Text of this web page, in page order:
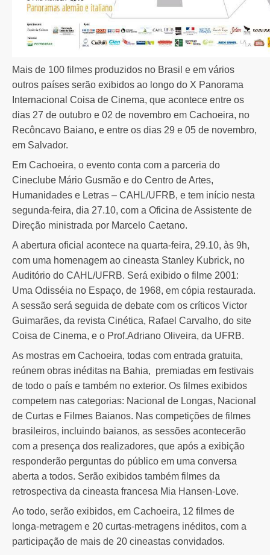
Mais de 100 filmes produzidos no Brasil e em vários
outros países serão exibidos ao longo do X Panorama
Internacional Coisa de Cinema, que acontece entre os
dias 27 de outubro e 02 de novembro em Cachoeira, no
Recôncavo Baiano, e entre os dias 29 e 05 de novembro,
em Salvador.
Em Cachoeira, o evento conta com a parceria do
Cineclube Mário Gusmão e do Centro de Artes,
Humanidades e Letras – CAHL/UFRB, e tem início nesta
segunda-feira, dia 27.10, com a Oficina de Assistente de
Direção ministrada por Marcelo Caetano.
A abertura oficial acontece na quarta-feira, 29.10, às 9h,
com uma homenagem ao cineasta Stanley Kubrick, no
Auditório do CAHL/UFRB. Será exibido o filme 2001:
Uma Odisséia no Espaço, de 1968, em cópia restaurada.
A sessão será seguida de debate com os críticos Victor
Guimarães, da revista Cinética, Rafael Carvalho, do site
Coisa de Cinema, e o Prof.Adriano Oliveira, da UFRB.
As mostras em Cachoeira, todas com entrada gratuita,
reúnem obras inéditas na Bahia, premiadas em festivais
de todo o país e também no exterior. Os filmes exibidos
competem nas categorias: Nacional de Longas, Nacional
de Curtas e Filmes Baianos. Nas competições de filmes
brasileiros, incluindo baianos, as sessões acontecerão
com a presença dos realizadores, que após a exibição
responderão perguntas do público em uma conversa
aberta a todos. Serão exibidos também filmes da
retrospectiva da cineasta francesa Mia Hansen-Love.
Ao todo, serão exibidos, em Cachoeira, 12 filmes de
longa-metragem e 20 curtas-metragens inéditos, com a
participação de mais de 20 cineastas convidados.